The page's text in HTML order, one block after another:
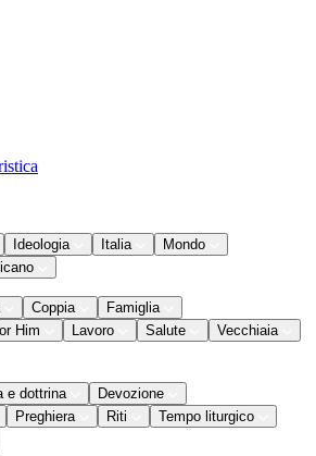
Ideologia Italia
Mondo
Coppia
Famiglia
Him
Lavoro Salute
Vecchiaia
e dottrina
Devozione
Preghiera Riti
Tempo liturgico